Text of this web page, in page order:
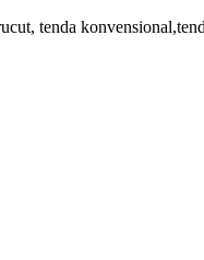
tenda